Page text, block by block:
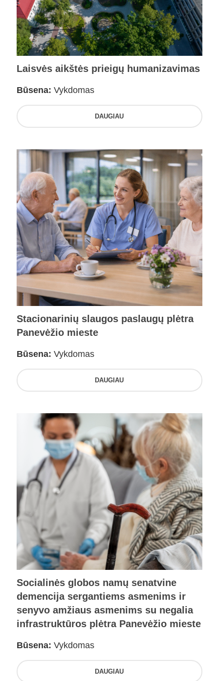
Laisvės aikštės prieigų humanizavimas
Būsena: Vykdomas
DAUGIAU
Stacionarinių slaugos paslaugų plėtra
Panevėžio mieste
Būsena: Vykdomas
DAUGIAU
Socialinės globos namų senatvine
demencija sergantiems asmenims ir
senyvo amžiaus asmenims su negalia
infrastruktūros plėtra Panevėžio mieste
Būsena: Vykdomas
DAUGIAU